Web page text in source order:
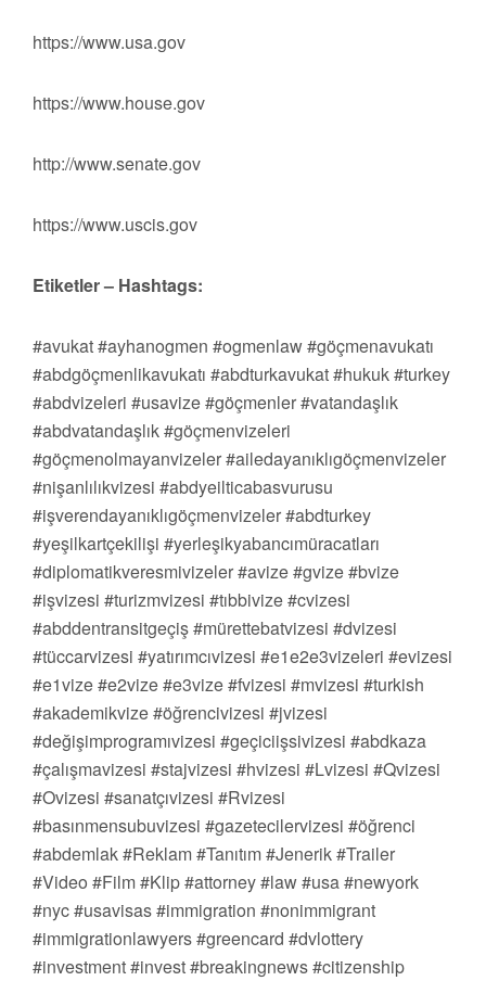
https://www.usa.gov
https://www.house.gov
http://www.senate.gov
https://www.uscis.gov
Etiketler – Hashtags:
#avukat #ayhanogmen #ogmenlaw #göçmenavukatı
#abdgöçmenlikavukatı #abdturkavukat #hukuk #turkey
#abdvizeleri #usavize #göçmenler #vatandaşlık
#abdvatandaşlık #göçmenvizeleri
#göçmenolmayanvizeler #ailedayanıklıgöçmenvizeler
#nişanlılıkvizesi #abdyeilticabasvurusu
#işverendayanıklıgöçmenvizeler #abdturkey
#yeşilkartçekilişi #yerleşikyabancımüracatları
#diplomatikveresmivizeler #avize #gvize #bvize
#işvizesi #turizmvizesi #tıbbivize #cvizesi
#abddentransitgeçiş #mürettebatvizesi #dvizesi
#tüccarvizesi #yatırımcıvizesi #e1e2e3vizeleri #evizesi
#e1vize #e2vize #e3vize #fvizesi #mvizesi #turkish
#akademikvize #öğrencivizesi #jvizesi
#değişimprogramıvizesi #geçiciişsivizesi #abdkaza
#çalışmavizesi #stajvizesi #hvizesi #Lvizesi #Qvizesi
#Ovizesi #sanatçıvizesi #Rvizesi
#basınmensubuvizesi #gazetecilervizesi #öğrenci
#abdemlak #Reklam #Tanıtım #Jenerik #Trailer
#Video #Film #Klip #attorney #law #usa #newyork
#nyc #usavisas #immigration #nonimmigrant
#immigrationlawyers #greencard #dvlottery
#investment #invest #breakingnews #citizenship